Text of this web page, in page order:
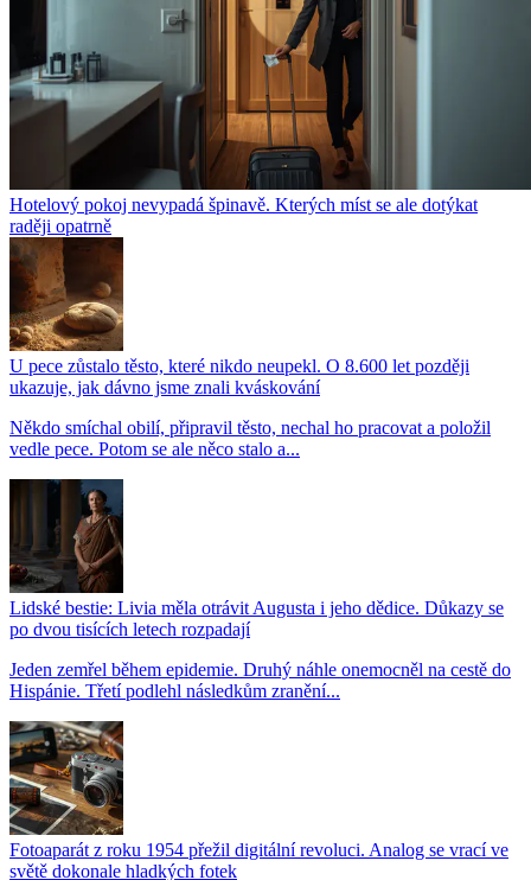
Hotelový pokoj nevypadá špinavě. Kterých míst se ale dotýkat
raději opatrně
U pece zůstalo těsto, které nikdo neupekl. O 8.600 let později
ukazuje, jak dávno jsme znali kváskování
Někdo smíchal obilí, připravil těsto, nechal ho pracovat a položil
vedle pece. Potom se ale něco stalo a...
Lidské bestie: Livia měla otrávit Augusta i jeho dědice. Důkazy se
po dvou tisících letech rozpadají
Jeden zemřel během epidemie. Druhý náhle onemocněl na cestě do
Hispánie. Třetí podlehl následkům zranění...
Fotoaparát z roku 1954 přežil digitální revoluci. Analog se vrací ve
světě dokonale hladkých fotek